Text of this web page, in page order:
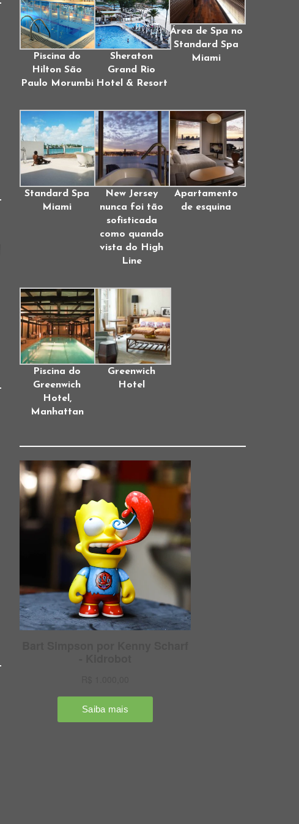
Piscina do
Hilton São
Paulo Morumbi
Sheraton
Grand Rio
Hotel & Resort
Área de Spa no
Standard Spa
Miami
Standard Spa
Miami
New Jersey
nunca foi tão
sofisticada
como quando
vista do High
Line
Apartamento
de esquina
Piscina do
Greenwich
Hotel,
Manhattan
Greenwich
Hotel